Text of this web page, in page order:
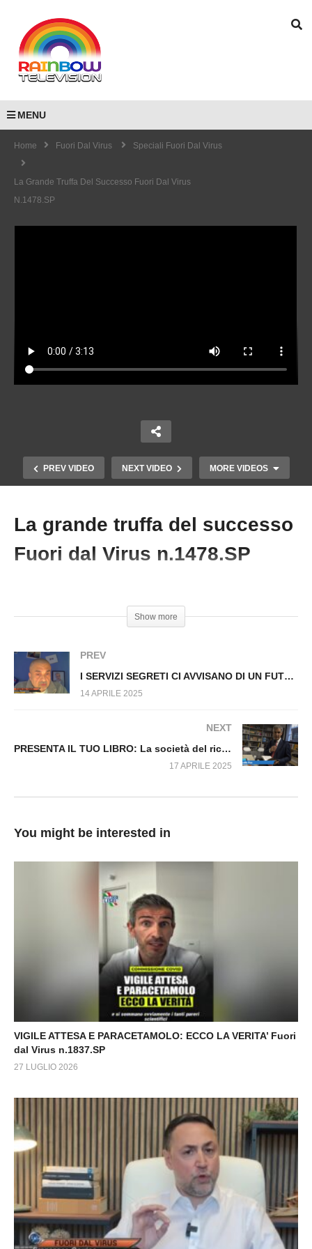
MENU
Home Fuori Dal Virus Speciali Fuori Dal Virus
La Grande Truffa Del Successo Fuori Dal Virus
N.1478.SP
PREV VIDEO NEXT VIDEO MORE VIDEOS
Copy Embed Code
La grande truffa del successo
Fuori dal Virus n.1478.SP
Show more
PREV
I SERVIZI SEGRETI CI AVVISANO DI UN FUTURO ATTACCO DA PUTIN Fuori dal Virus n.1472.SP
14 APRILE 2025
NEXT
PRESENTA IL TUO LIBRO: La società del ricatto e come difendersi
17 APRILE 2025
You might be interested in
VIGILE ATTESA E PARACETAMOLO: ECCO LA VERITA’ Fuori
dal Virus n.1837.SP
27 LUGLIO 2026